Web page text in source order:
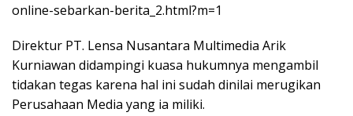
online-sebarkan-berita_2.html?m=1
Direktur PT. Lensa Nusantara Multimedia Arik
Kurniawan didampingi kuasa hukumnya mengambil
tidakan tegas karena hal ini sudah dinilai merugikan
Perusahaan Media yang ia miliki.